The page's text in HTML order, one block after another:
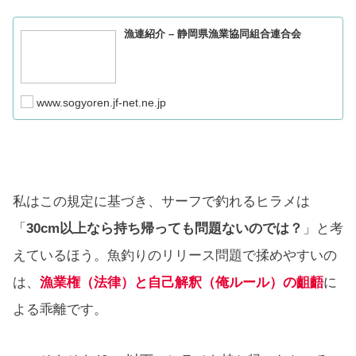
漁連紹介 – 静岡県漁業協同組合連合会
www.sogyoren.jf-net.ne.jp
私はこの規定に基づき、サーフで釣れるヒラメは
「 30cm以上なら持ち帰っても問題ないのでは？ 」と考
えているほう。魚釣りのリリース問題で揉めやすいの
は、 漁業権（法律）と自己解釈（俺ルール）の齟齬に
よる乖離です。